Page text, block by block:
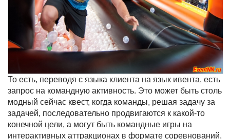
То есть, переводя с языка клиента на язык ивента, есть
запрос на командную активность. Это может быть столь
модный сейчас квест, когда команды, решая задачу за
задачей, последовательно продвигаются к какой-то
конечной цели, а могут быть командные игры на
интерактивных аттракционах в формате соревнований,